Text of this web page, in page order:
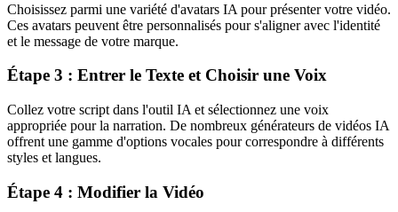
Choisissez parmi une variété d'avatars IA pour présenter votre vidéo.
Ces avatars peuvent être personnalisés pour s'aligner avec l'identité
et le message de votre marque.
Étape 3 : Entrer le Texte et Choisir une Voix
Collez votre script dans l'outil IA et sélectionnez une voix
appropriée pour la narration. De nombreux générateurs de vidéos IA
offrent une gamme d'options vocales pour correspondre à différents
styles et langues.
Étape 4 : Modifier la Vidéo